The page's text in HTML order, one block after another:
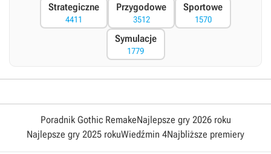
Strategiczne
4411
Przygodowe
3512
Sportowe
1570
Symulacje
1779
Poradnik Gothic RemakeNajlepsze gry 2026 roku
Najlepsze gry 2025 rokuWiedźmin 4Najbliższe premiery